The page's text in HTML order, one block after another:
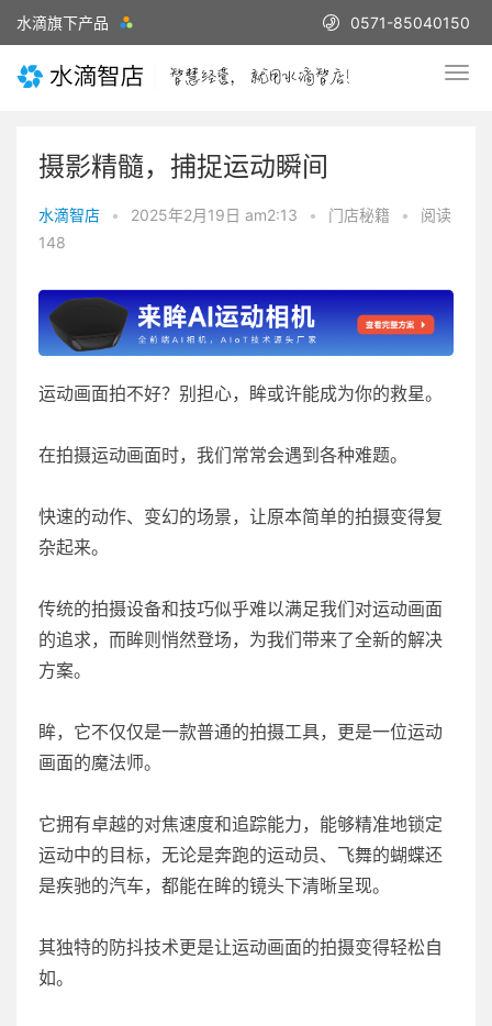
水滴旗下产品 0571-85040150
摄影精髓，捕捉运动瞬间
水滴智店 • 2025年2月19日 am2:13 • 门店秘籍 •
阅读
148
运动画面拍不好？别担心，眸或许能成为你的救星。
在拍摄运动画面时，我们常常会遇到各种难题。
快速的动作、变幻的场景，让原本简单的拍摄变得复
杂起来。
传统的拍摄设备和技巧似乎难以满足我们对运动画面
的追求，而眸则悄然登场，为我们带来了全新的解决
方案。
眸，它不仅仅是一款普通的拍摄工具，更是一位运动
画面的魔法师。
它拥有卓越的对焦速度和追踪能力，能够精准地锁定
运动中的目标，无论是奔跑的运动员、飞舞的蝴蝶还
是疾驰的汽车，都能在眸的镜头下清晰呈现。
其独特的防抖技术更是让运动画面的拍摄变得轻松自
如。